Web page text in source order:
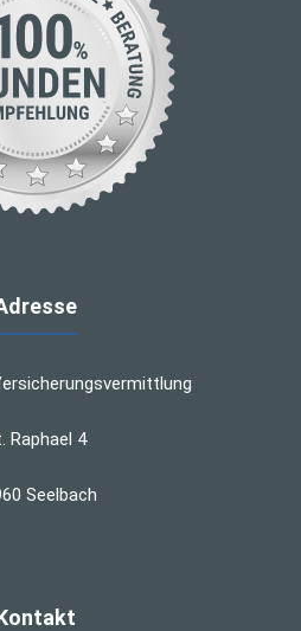
Raphael 4
Seelbach